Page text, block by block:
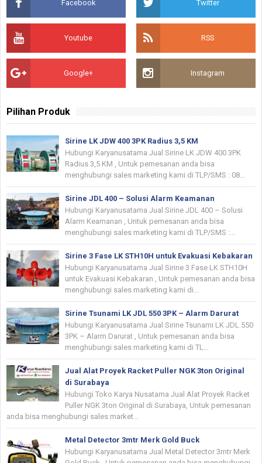
Facebook Twitter
Youtube RSS
Google+ Instagram
Pilihan Produk
Sirine LK JDW 400 3PK Radius 3,5 KM
Hubungi Karyanusatama Jual Sirine LK JDW 400 3PK
Radius 3,5 KM , Untuk pemesanan anda bisa
menghubungi sales marketing kami di TLP/SMS : 08...
Sirine JDL 400 – Solusi Alarm Keamanan
Hubungi Karyanusatama Jual Sirine JDL 400 – Solusi
Alarm Keamanan , Untuk pemesanan anda bisa
menghubungi sales marketing kami di TLP/SMS :...
Sirine 3 Fase LK STH10H untuk Evakuasi Kebakaran
Hubungi Karyanusatama Jual Sirine 3 Fase LK STH10H
untuk Evakuasi Kebakaran , Untuk pemesanan anda bisa
menghubungi sales marketing kami di...
Sirine Tsunami LK JDL 550 3PK – Alarm Darurat
Hubungi Karyanusatama Jual Sirine Tsunami LK JDL 550
3PK – Alarm Darurat , Untuk pemesanan anda bisa
menghubungi sales marketing kami di TL...
Jual Alat Proyek Racket Puller NGK 3ton Original
di Surabaya
Hubungi Toko Karya Nusatama Jual Alat Proyek Racket
Puller NGK 3ton Original di Surabaya, Untuk pemesanan
anda bisa menghubungi sales market...
Metal Detector 3mtr Merk Gold Buck
Hubungi Karyanusatama Jual Metal Detector 3mtr Merk